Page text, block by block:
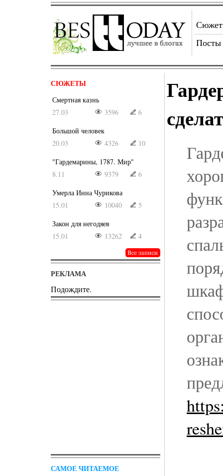
Посты
СЮЖЕТЫ
Смертная казнь
27.03
3596
6
Большой человек
20.03
4326
10
"Гардемарины, 1787. Мир"
8.11
9379
6
Умерла Инна Чурикова
15.01
10040
5
Закон для негодяев
15.01
13262 4
РЕКЛАМА
Подождите.
САМОЕ ЧИТАЕМОЕ